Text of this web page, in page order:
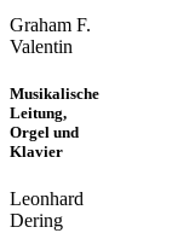
Graham F.
Valentin
Musikalische
Leitung,
Orgel und
Klavier
Leonhard
Dering